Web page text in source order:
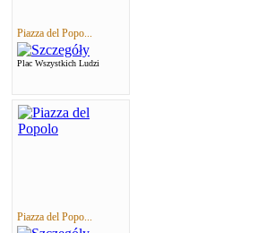
Piazza del Popo...
Plac Wszystkich Ludzi
Piazza del Popo...